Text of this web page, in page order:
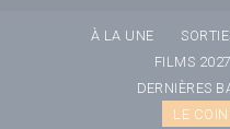
À LA UNE
FILMS 2027
DERNIÈRES
LE